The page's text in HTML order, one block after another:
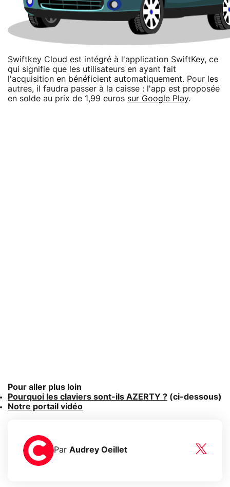
Swiftkey Cloud est intégré à l'application SwiftKey, ce
qui signifie que les utilisateurs en ayant fait
l'acquisition en bénéficient automatiquement. Pour les
autres, il faudra passer à la caisse : l'app est proposée
en solde au prix de 1,99 euros sur Google Play.
Pour aller plus loin
Pourquoi les claviers sont-ils AZERTY ? (ci-dessous)
Notre portail vidéo
Par Audrey Oeillet